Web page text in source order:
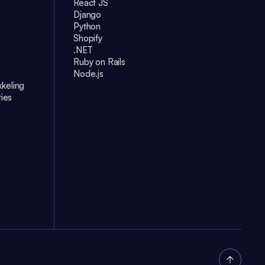
React JS
Django
Python
Shopify
.NET
Ruby on Rails
Node.js